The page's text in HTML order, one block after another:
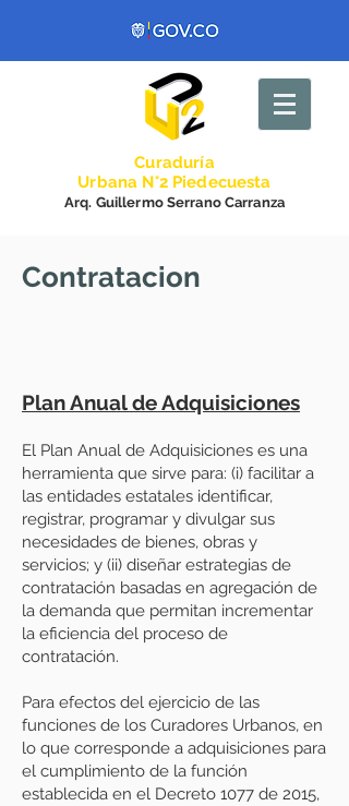
Curaduría
Urbana N°2 Piedecuesta
Arq. Guillermo Serrano Carranza
Contratacion
Plan Anual de Adquisiciones
El Plan Anual de Adquisiciones es una
herramienta que sirve para: (i) facilitar a
las entidades estatales identificar,
registrar, programar y divulgar sus
necesidades de bienes, obras y
servicios; y (ii) diseñar estrategias de
contratación basadas en agregación de
la demanda que permitan incrementar
la eficiencia del proceso de
contratación.
Para efectos del ejercicio de las
funciones de los Curadores Urbanos, en
lo que corresponde a adquisiciones para
el cumplimiento de la función
establecida en el Decreto 1077 de 2015,